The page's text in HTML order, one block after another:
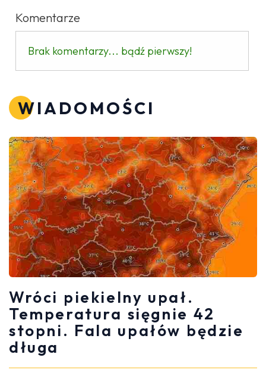
Komentarze
Brak komentarzy... bądź pierwszy!
WIADOMOŚCI
Wróci piekielny upał.
Temperatura sięgnie 42
stopni. Fala upałów będzie
długa